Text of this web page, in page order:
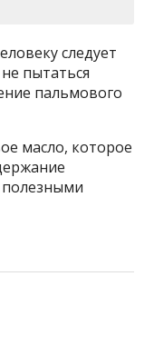
следует
пытаться
пальмового
масло, которое